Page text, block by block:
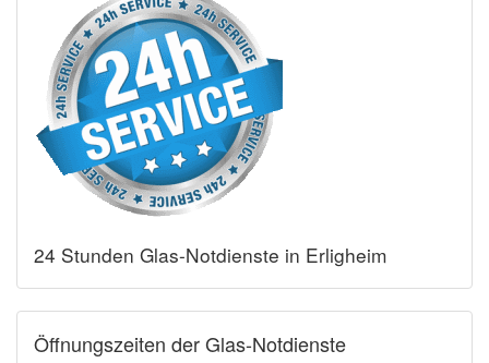
24 Stunden Glas-Notdienste in Erligheim
Öffnungszeiten der Glas-Notdienste